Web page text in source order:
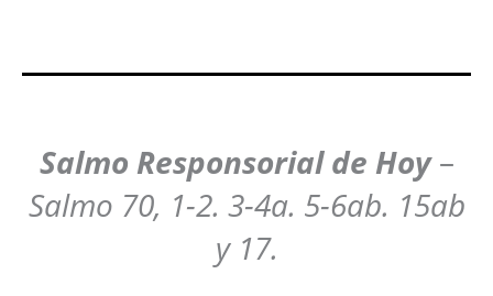
Salmo Responsorial de Hoy –
Salmo 70, 1-2. 3-4a. 5-6ab. 15ab
y 17.